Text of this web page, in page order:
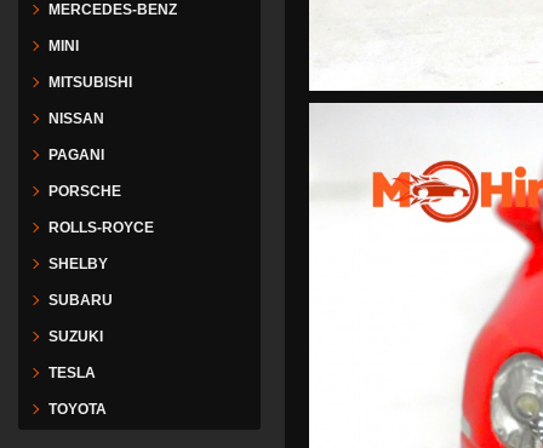
MERCEDES-BENZ
MINI
MITSUBISHI
NISSAN
PAGANI
PORSCHE
ROLLS-ROYCE
SHELBY
SUBARU
SUZUKI
TESLA
TOYOTA